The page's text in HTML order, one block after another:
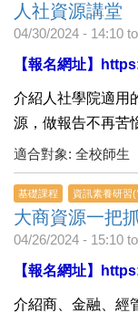
人社資源講堂
04/30/2024 - 14:10 to
【報名網址】
介紹人社學院適用
源，做報告不再苦
適合對象: 全校師生
基礎課程 資訊素養研習
大商資源一把抓
04/26/2024 - 15:10 to
【報名網址】
介紹商、金融、經